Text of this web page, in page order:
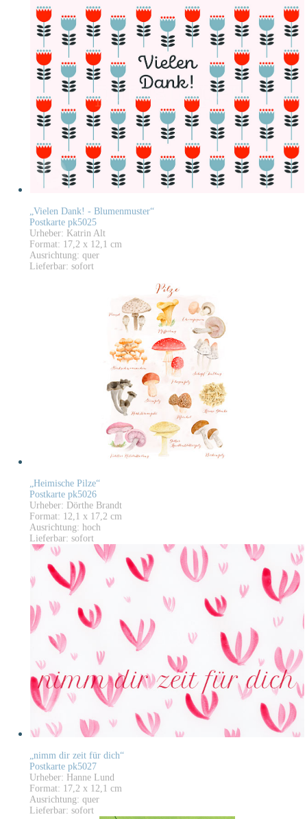
„Vielen Dank! - Blumenmuster“
Postkarte pk5025
Urheber: Katrin Alt
Format: 17,2 x 12,1 cm
Ausrichtung: quer
Lieferbar: sofort
„Heimische Pilze“
Postkarte pk5026
Urheber: Dörthe Brandt
Format: 12,1 x 17,2 cm
Ausrichtung: hoch
Lieferbar: sofort
„nimm dir zeit für dich“
Postkarte pk5027
Urheber: Hanne Lund
Format: 17,2 x 12,1 cm
Ausrichtung: quer
Lieferbar: sofort